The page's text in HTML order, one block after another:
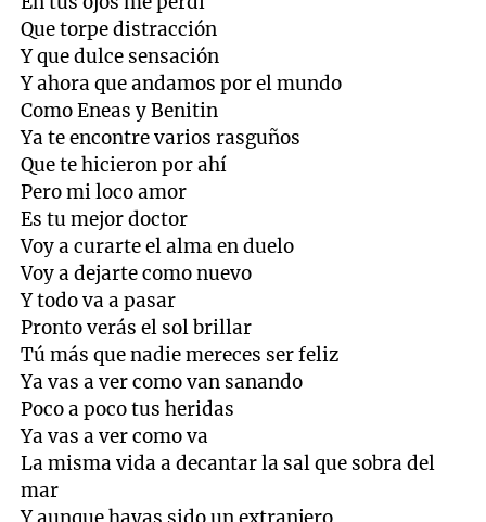
Que torpe distracción
Y que dulce sensación
Y ahora que andamos por el mundo
Como Eneas y Benitin
Ya te encontre varios rasguños
Que te hicieron por ahí
Pero mi loco amor
Es tu mejor doctor
Voy a curarte el alma en duelo
Voy a dejarte como nuevo
Y todo va a pasar
Pronto verás el sol brillar
Tú más que nadie mereces ser feliz
Ya vas a ver como van sanando
Poco a poco tus heridas
Ya vas a ver como va
La misma vida a decantar la sal que sobra del
mar